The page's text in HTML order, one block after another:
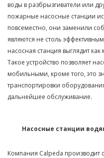
воды в разбрызгиватели или
пожарные насосные станции
повсеместно, они заменили
являются не столь
насосная станция выглядит
Такое устройство позволяет
мобильными, кроме того, это
транспортировки
дальнейшее обслуживание.
Насосные станции
Компания Calpeda